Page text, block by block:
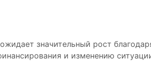
ожидает значительный рост
и изменению